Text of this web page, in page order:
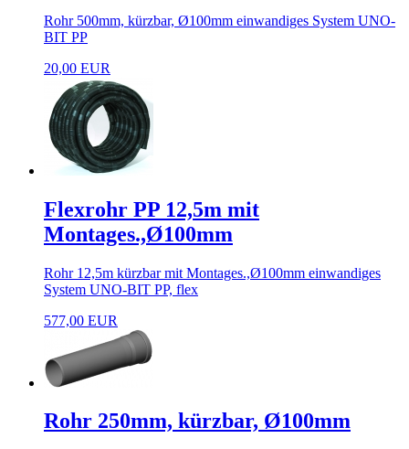
Rohr 500mm, kürzbar, Ø100mm einwandiges System UNO-
BIT PP
20,00 EUR
Flexrohr PP 12,5m mit
Montages.,Ø100mm
Rohr 12,5m kürzbar mit Montages.,Ø100mm einwandiges
System UNO-BIT PP, flex
577,00 EUR
Rohr 250mm, kürzbar, Ø100mm